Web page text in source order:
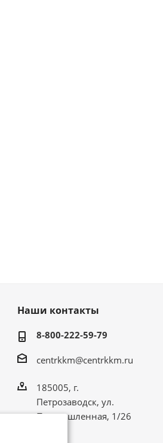
Наши контакты
8-800-222-59-79
centrkkm@centrkkm.ru
185005, г.
Петрозаводск, ул.
Промышленная, 1/26